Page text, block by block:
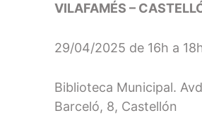
VILAFAMÉS –
29/04/2025 de 16h a
Biblioteca Municipal.
Barceló, 8, Castellón